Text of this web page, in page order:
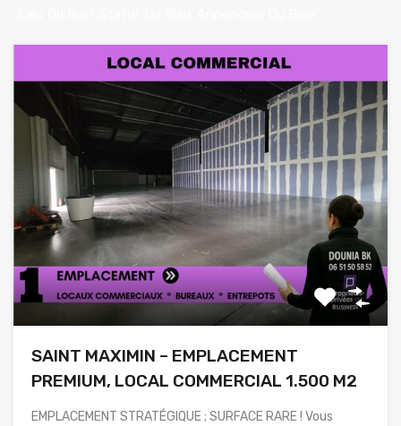
SAINT MAXIMIN – EMPLACEMENT
PREMIUM, LOCAL COMMERCIAL 1.500 M2
EMPLACEMENT STRATÉGIQUE ; SURFACE RARE ! Vous